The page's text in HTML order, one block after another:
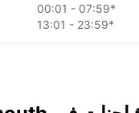
00:01 - 07:59*
13:01 - 23:59*